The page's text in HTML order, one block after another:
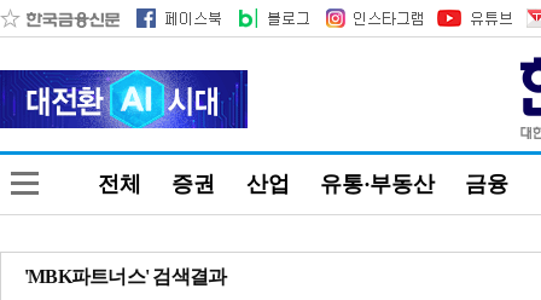
전체 증권 산업 유통·부동산 금융
'MBK파트너스' 검색결과